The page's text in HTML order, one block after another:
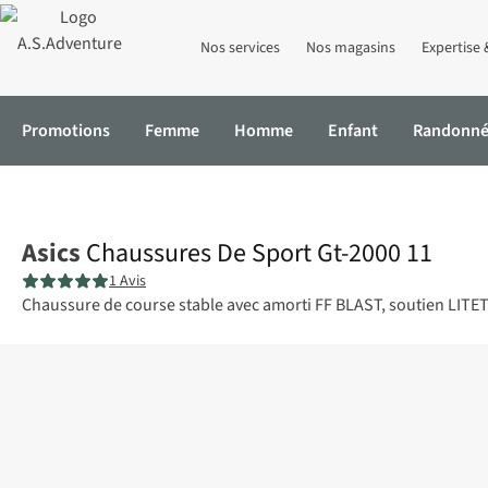
Nos services Nos magasins Expertise
Promotions Femme Homme Enfant
Asics Chaussures De Sport Gt-2000 11
1 Avis
Chaussure de course stable avec amorti FF BLAST, soutien